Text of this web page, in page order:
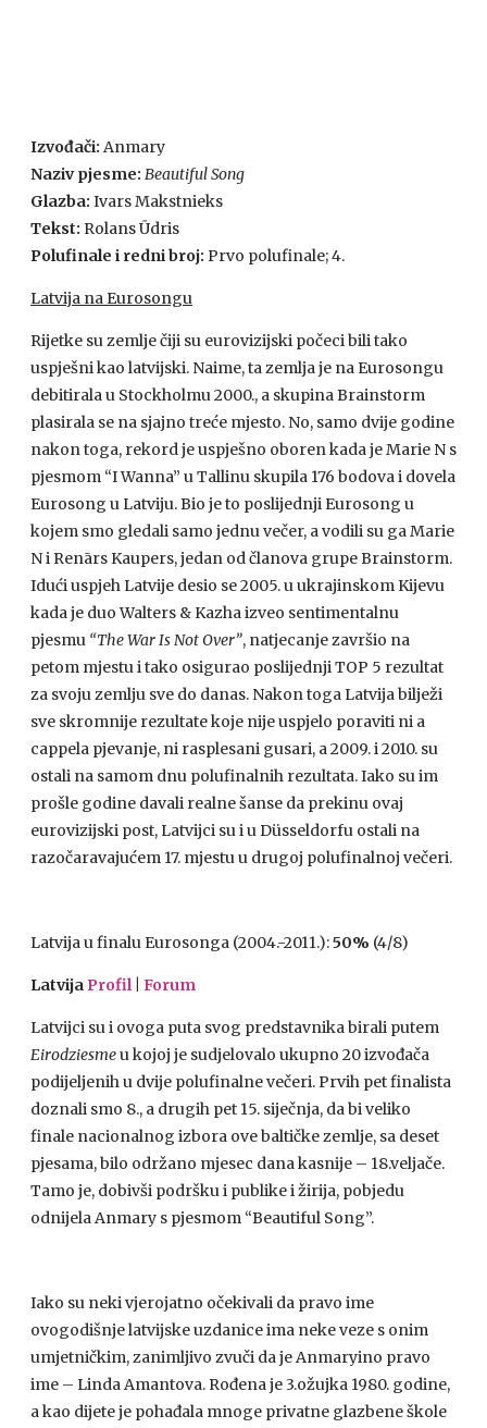
Izvođači: Anmary
Naziv pjesme: Beautiful Song
Glazba: Ivars Makstnieks
Tekst: Rolans Ūdris
Polufinale i redni broj: Prvo polufinale; 4.
Latvija na Eurosongu
Rijetke su zemlje čiji su eurovizijski počeci bili tako
uspješni kao latvijski. Naime, ta zemlja je na Eurosongu
debitirala u Stockholmu 2000., a skupina Brainstorm
plasirala se na sjajno treće mjesto. No, samo dvije godine
nakon toga, rekord je uspješno oboren kada je Marie N s
pjesmom “I Wanna” u Tallinu skupila 176 bodova i dovela
Eurosong u Latviju. Bio je to poslijednji Eurosong u
kojem smo gledali samo jednu večer, a vodili su ga Marie
N i Renārs Kaupers, jedan od članova grupe Brainstorm.
Idući uspjeh Latvije desio se 2005. u ukrajinskom Kijevu
kada je duo Walters & Kazha izveo sentimentalnu
pjesmu “The War Is Not Over”, natjecanje završio na
petom mjestu i tako osigurao poslijednjiTOP 5 rezultat
za svoju zemlju sve do danas. Nakon toga Latvija bilježi
sve skromnije rezultate koje nije uspjelo poraviti ni a
cappela pjevanje, ni rasplesani gusari, a 2009. i 2010. su
ostali na samom dnu polufinalnih rezultata. Iako su im
prošle godine davali realne šanse da prekinu ovaj
eurovizijski post, Latvijci su i u Düsseldorfu ostali na
razočaravajućem 17. mjestu u drugoj polufinalnoj večeri.
Latvija u finalu Eurosonga (2004.-2011.):50% (4/8)
Latvija Profil Forum
Latvijci su i ovoga puta svog predstavnika birali putem
Eirodziesmeu kojoj je sudjelovalo ukupno 20 izvođača
podijeljenih u dvije polufinalne večeri. Prvih pet finalista
doznali smo 8., a drugih pet 15. siječnja, da bi veliko
finale nacionalnog izbora ove baltičke zemlje, sa deset
pjesama, bilo održano mjesec dana kasnije – 18.veljače.
Tamo je, dobivši podršku i publike i žirija, pobjedu
odnijela Anmary s pjesmom “Beautiful Song”.
Iako su neki vjerojatno očekivali da pravo ime
ovogodišnje latvijske uzdanice ima neke veze s onim
umjetničkim, zanimljivo zvuči da je Anmaryino pravo
ime – Linda Amantova. Rođena je 3.ožujka 1980. godine,
a kao dijete je pohađala mnoge privatne glazbene škole